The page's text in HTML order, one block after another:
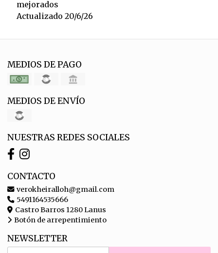
mejorados
Actualizado 20/6/26
MEDIOS DE PAGO
MEDIOS DE ENVÍO
NUESTRAS REDES SOCIALES
CONTACTO
verokheiralloh@gmail.com
5491164535666
Castro Barros 1280 Lanus
Botón de arrepentimiento
NEWSLETTER